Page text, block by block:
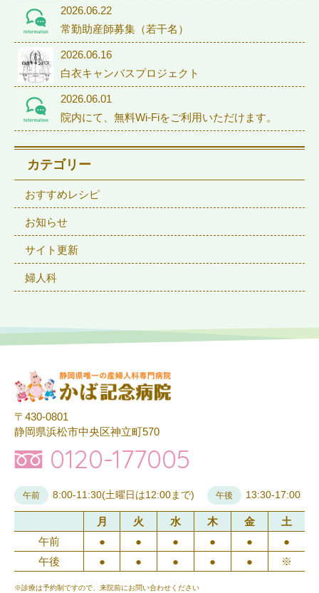
2026.06.22
常勤助産師募集（若干名）
2026.06.16
白衣キャンバスプロジェクト
2026.06.01
院内にて、無料Wi-Fiをご利用いただけます。
カテゴリー
おすすめレシピ
お知らせ
サイト更新
婦人科
〒430-0801
静岡県浜松市中央区神立町570
0120-177005
午前 8:00-11:30(土曜日は12:00まで) 午後 13:30-17:00
月 火 水 木 金
土
午前
● ● ● ● ●
●
午後
● ● ● ● ● ※
※診療は予約制ですので、来院前にお問い合わせください